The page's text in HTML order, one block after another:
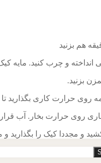
هم بزنید
را داخل قالب بریزید و به مدت ۳۰ دقیقه
بزنید.
روی حرارت کاری بگذارید
روی حرارت بخار. آب
و مجددا کیک را